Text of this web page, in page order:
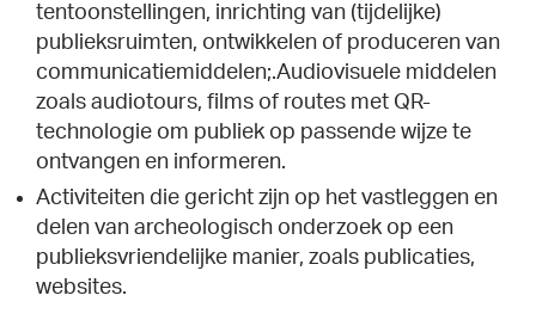
tentoonstellingen, inrichting van (tijdelijke)
publieksruimten, ontwikkelen of produceren van
communicatiemiddelen;.Audiovisuele middelen
zoals audiotours, films of routes met QR-
technologie om publiek op passende wijze te
ontvangen en informeren.
Activiteiten die gericht zijn op het vastleggen en
delen van archeologisch onderzoek op een
publieksvriendelijke manier, zoals publicaties,
websites.